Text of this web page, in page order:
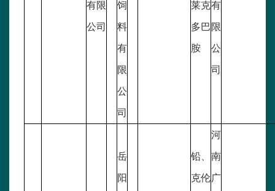
有限
公司
饲
料
有
限
公
司
莱克
多巴
胺
有
限
公
司
岳
阳
铅、
克伦
河
南
广